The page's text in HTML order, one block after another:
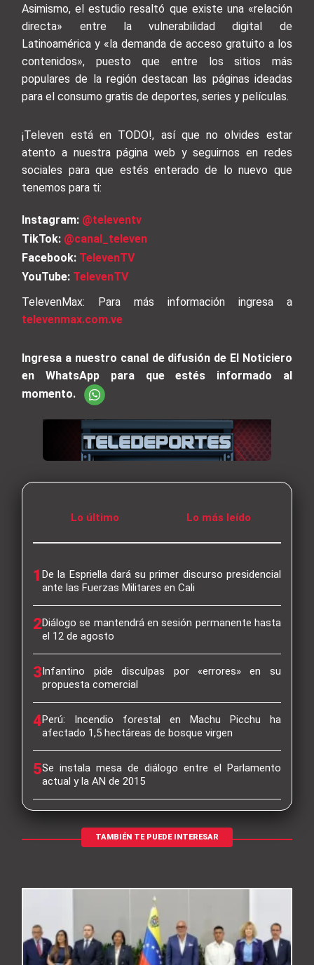
Asimismo, el estudio resaltó que existe una «relación
directa» entre la vulnerabilidad digital de
Latinoamérica y «la demanda de acceso gratuito a los
contenidos», puesto que entre los sitios más
populares de la región destacan las páginas ideadas
para el consumo gratis de deportes, series y películas.
¡Televen está en TODO!, así que no olvides estar
atento a nuestra página web y seguirnos en redes
sociales para que estés enterado de lo nuevo que
tenemos para ti:
Instagram: @televentv
TikTok: @canal_televen
Facebook: TelevenTV
YouTube: TelevenTV
TelevenMax: Para más información ingresa a
televenmax.com.ve
Ingresa a nuestro canal de difusión de El Noticiero
en WhatsApp para que estés informado al
momento.
Lo último Lo más leído
1De la Espriella dará su primer discurso presidencial
ante las Fuerzas Militares en Cali
2Diálogo se mantendrá en sesión permanente hasta
el 12 de agosto
3Infantino pide disculpas por «errores» en su
propuesta comercial
4Perú: Incendio forestal en Machu Picchu ha
afectado 1,5 hectáreas de bosque virgen
5Se instala mesa de diálogo entre el Parlamento
actual y la AN de 2015
TAMBIÉN TE PUEDE INTERESAR